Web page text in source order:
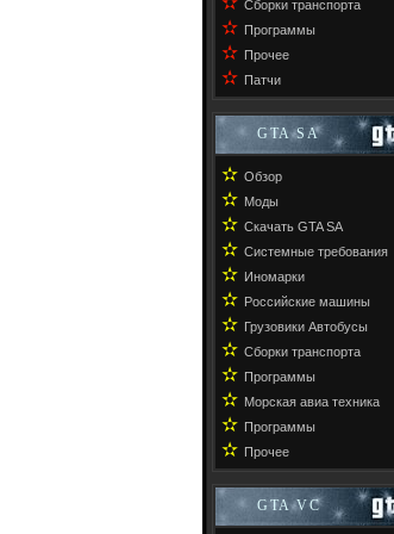
Сборки транспорта
✫ Программы
✫ Прочее
✫ Патчи
GTA SA
✫ Обзор
✫ Моды
✫ Скачать GTA SA
✫ Системные требования
✫ Иномарки
✫ Российские машины
✫ Грузовики Автобусы
✫ Сборки транспорта
✫ Программы
✫ Морская авиа техника
✫ Программы
✫ Прочее
GTA VC